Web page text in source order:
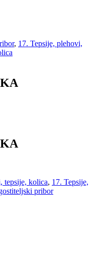
, 17. Tepsije, plehovi,
tepsije, kolica, 17. Tepsije,
pribor